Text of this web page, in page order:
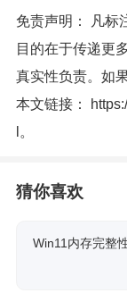
免责声明： 凡标
目的在于传递更
真实性负责。如
本文链接：
。
猜你喜欢
Win11内存完整